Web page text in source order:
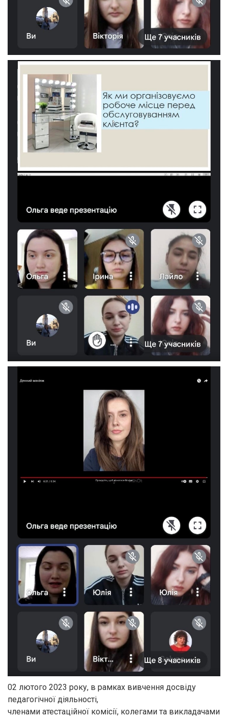
02 лютого 2023 року, в рамках вивчення досвіду
педагогічної діяльності,
членами атестаційної комісії, колегами та викладачами